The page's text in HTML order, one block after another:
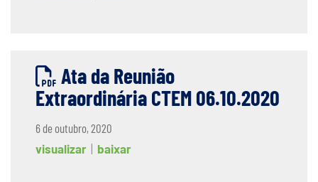
Ata da Reunião
Extraordinária CTEM 06.10.2020
6 de outubro, 2020
visualizar
baixar